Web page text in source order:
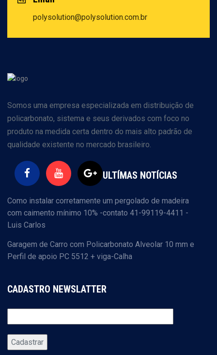
polysolution@polysolution.com.br
Somos uma empresa especializada em distribuição de
policarbonato, sistema e seus derivados com foco no
produto na medida certa dentro do mais alto padrão de
qualidade existente no mercado brasileiro.
ULTÍMAS NOTÍCIAS
Como instalar corretamente um pergolado de madeira
com caimento mínimo 10% -contato 41-99119-4411 -
Luis Carlos
Garagem de Carro com Policarbonato Alveolar 10 mm e
Perfil de apoio PC 5512 + viga-Calha
CADASTRO NEWSLATTER